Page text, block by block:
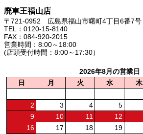
廃車王福山店
〒721-0952 広島県福山市曙町4丁目6番7号
TEL：0120-15-8140
FAX：084-920-2015
営業時間：8:00～18:00
(店頭受付時間：8:00～17:30）
2026年8月の営業日
日
月 火 水 木
2
3 4 5
9
10 11 12
16
17 18 19